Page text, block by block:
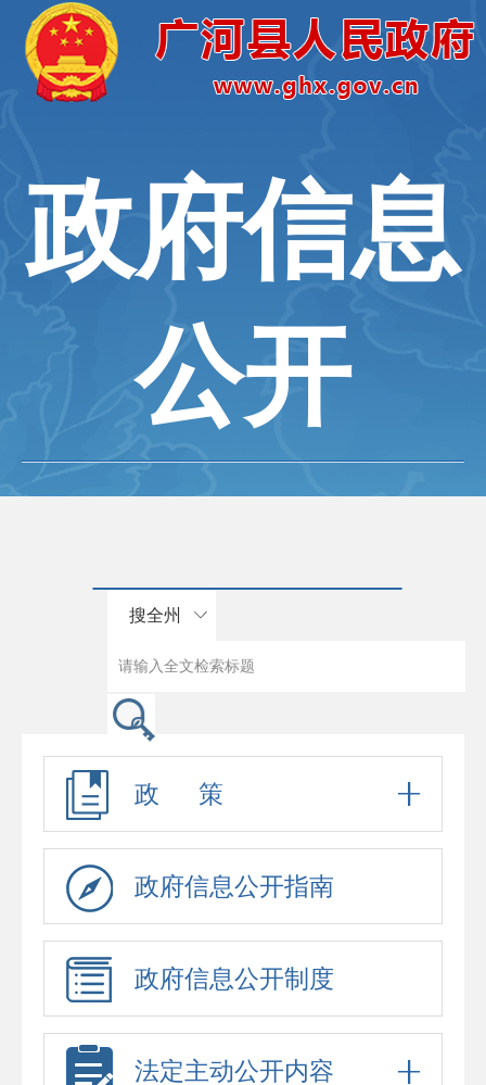
政府信息
公开
搜全州
政 策
政府信息公开指南
政府信息公开制度
法定主动公开内容